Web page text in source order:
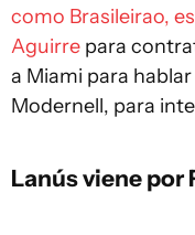
como Brasileirao,
Aguirre para
a Miami para
Modernell, para
Lanús viene por